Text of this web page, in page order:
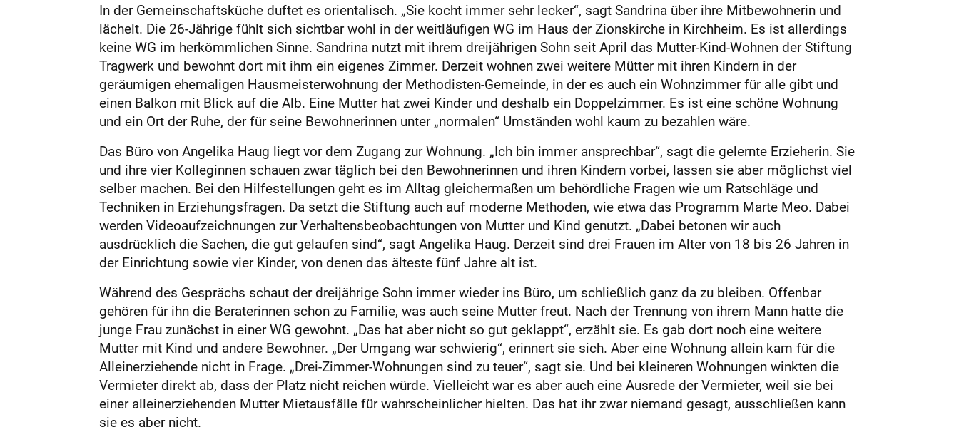
In der Gemeinschaftsküche duftet es orientalisch. „Sie kocht immer sehr lecker“, sagt Sandrina über ihre Mitbewohnerin und
lächelt. Die 26-Jährige fühlt sich sichtbar wohl in der weitläufigen WG im Haus der Zionskirche in Kirchheim. Es ist allerdings
keine WG im herkömmlichen Sinne. Sandrina nutzt mit ihrem dreijährigen Sohn seit April das Mutter-Kind-Wohnen der Stiftung
Tragwerk und bewohnt dort mit ihm ein eigenes Zimmer. Derzeit wohnen zwei weitere Mütter mit ihren Kindern in der
geräumigen ehemaligen Hausmeisterwohnung der Methodisten-Gemeinde, in der es auch ein Wohnzimmer für alle gibt und
einen Balkon mit Blick auf die Alb. Eine Mutter hat zwei Kinder und deshalb ein Doppelzimmer. Es ist eine schöne Wohnung
und ein Ort der Ruhe, der für seine Bewohnerinnen unter „normalen“ Umständen wohl kaum zu bezahlen wäre.
Das Büro von Angelika Haug liegt vor dem Zugang zur Wohnung. „Ich bin immer ansprechbar“, sagt die gelernte Erzieherin. Sie
und ihre vier Kolleginnen schauen zwar täglich bei den Bewohnerinnen und ihren Kindern vorbei, lassen sie aber möglichst viel
selber machen. Bei den Hilfestellungen geht es im Alltag gleichermaßen um behördliche Fragen wie um Ratschläge und
Techniken in Erziehungsfragen. Da setzt die Stiftung auch auf moderne Methoden, wie etwa das Programm Marte Meo. Dabei
werden Videoaufzeichnungen zur Verhaltensbeobachtungen von Mutter und Kind genutzt. „Dabei betonen wir auch
ausdrücklich die Sachen, die gut gelaufen sind“, sagt Angelika Haug. Derzeit sind drei Frauen im Alter von 18 bis 26 Jahren in
der Einrichtung sowie vier Kinder, von denen das älteste fünf Jahre alt ist.
Während des Gesprächs schaut der dreijährige Sohn immer wieder ins Büro, um schließlich ganz da zu bleiben. Offenbar
gehören für ihn die Beraterinnen schon zu Familie, was auch seine Mutter freut. Nach der Trennung von ihrem Mann hatte die
junge Frau zunächst in einer WG gewohnt. „Das hat aber nicht so gut geklappt“, erzählt sie. Es gab dort noch eine weitere
Mutter mit Kind und andere Bewohner. „Der Umgang war schwierig“, erinnert sie sich. Aber eine Wohnung allein kam für die
Alleinerziehende nicht in Frage. „Drei-Zimmer-Wohnungen sind zu teuer“, sagt sie. Und bei kleineren Wohnungen winkten die
Vermieter direkt ab, dass der Platz nicht reichen würde. Vielleicht war es aber auch eine Ausrede der Vermieter, weil sie bei
einer alleinerziehenden Mutter Mietausfälle für wahrscheinlicher hielten. Das hat ihr zwar niemand gesagt, ausschließen kann
sie es aber nicht.